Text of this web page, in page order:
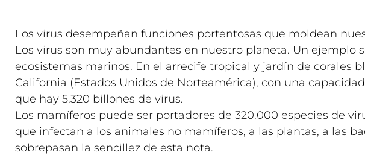
Los virus desempeñan funciones portentosas que moldean
Los virus son muy abundantes en nuestro planeta. Un ejemplo
ecosistemas marinos. En el arrecife tropical y jardín de corales
California (Estados Unidos de Norteamérica), con una
que hay 5.320 billones de virus.
Los mamíferos puede ser portadores de 320.000 especies de
que infectan a los animales no mamíferos, a las plantas, a las
sobrepasan la sencillez de esta nota.